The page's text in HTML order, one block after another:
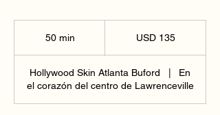
50 min
m
i
n
estadounidensesUSD 135
Hollywood Skin Atlanta Buford
En
el corazón del centro de Lawrenceville